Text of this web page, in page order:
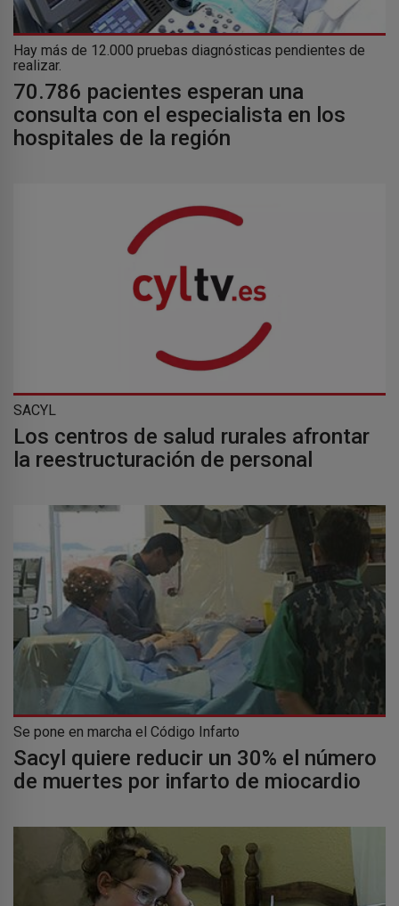
Hay más de 12.000 pruebas diagnósticas pendientes de
realizar.
70.786 pacientes esperan una
consulta con el especialista en los
hospitales de la región
SACYL
Los centros de salud rurales afrontar
la reestructuración de personal
Se pone en marcha el Código Infarto
Sacyl quiere reducir un 30% el número
de muertes por infarto de miocardio